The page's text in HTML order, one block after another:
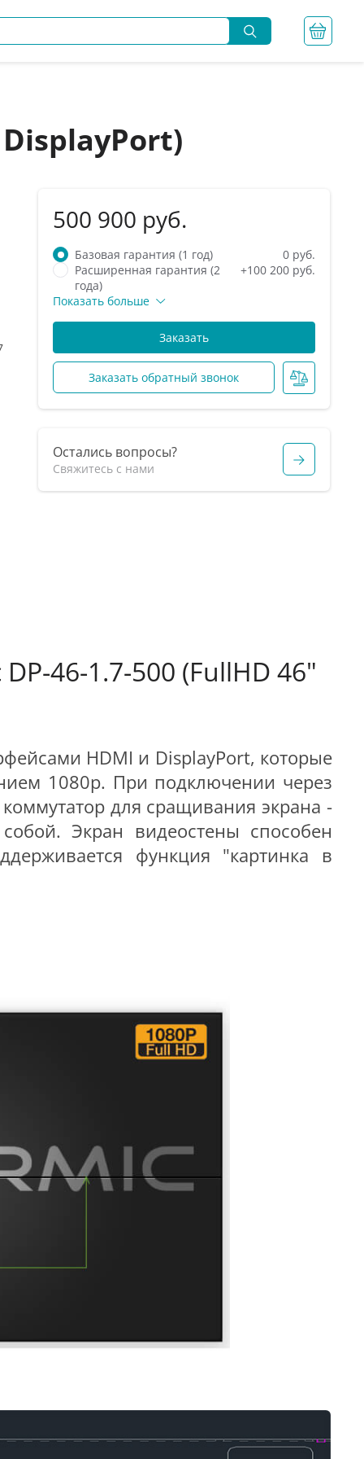
500 900 руб.
Базовая гарантия (1 год)
0 руб.
Расширенная гарантия (2
года)
+100 200 руб.
Показать больше
Заказать
Заказать обратный звонок
Остались вопросы?
Свяжитесь с нами
46-1.7-500 (FullHD 46"
HDMI и DisplayPort, которые
1080р. При подключении через
для сращивания экрана -
Экран видеостены способен
функция "картинка в